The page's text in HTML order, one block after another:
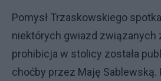
Pomysł Trzaskowskiego
niektórych gwiazd związanych
prohibicja w stolicy została
choćby przez Maję Sablewską.